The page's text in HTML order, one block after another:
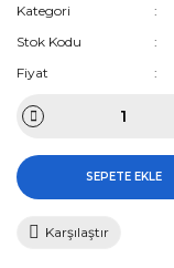
Kategori
Stok Kodu
Fiyat
SEPETE EKLE
Karşılaştır